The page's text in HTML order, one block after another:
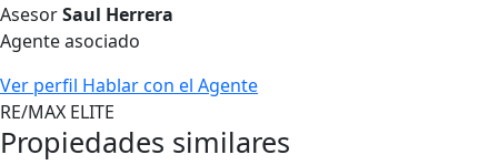
AsesorSaul Herrera
Agente asociado
Ver perfil Hablar con el Agente
RE/MAX ELITE
Propiedades similares